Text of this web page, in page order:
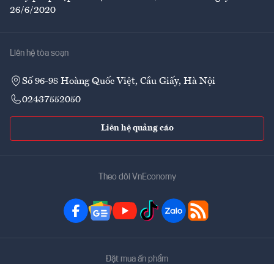
26/6/2020
Liên hệ tòa soạn
Số 96-98 Hoàng Quốc Việt, Cầu Giấy, Hà Nội
02437552050
Liên hệ quảng cáo
Theo dõi VnEconomy
Đặt mua ấn phẩm